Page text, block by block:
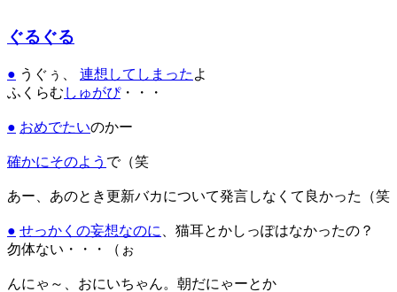
ぐるぐる
● うぐぅ、 連想してしまった よ
ふくらむ しゅがぴ・・・
● おめでたいのかー
確かにそのよう で（笑
あー、あのとき更新バカについて発言しなくて良かった（笑
● せっかくの妄想なのに
、猫耳とかしっぽはなかったの？
勿体ない・・・（ぉ
んにゃ～、おにいちゃん。朝だにゃーとか